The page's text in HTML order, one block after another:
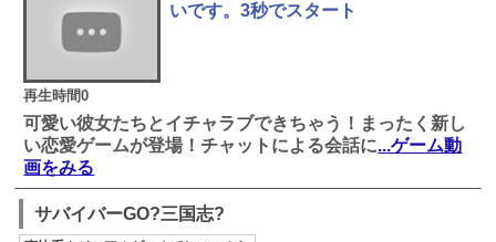
再生時間0
いです。3秒でスタート
可愛い彼女たちとイチャラブできちゃう！まったく新し
い恋愛ゲームが登場！チャットによる会話に...ゲーム動
画をみる
サバイバーGO?三国志?